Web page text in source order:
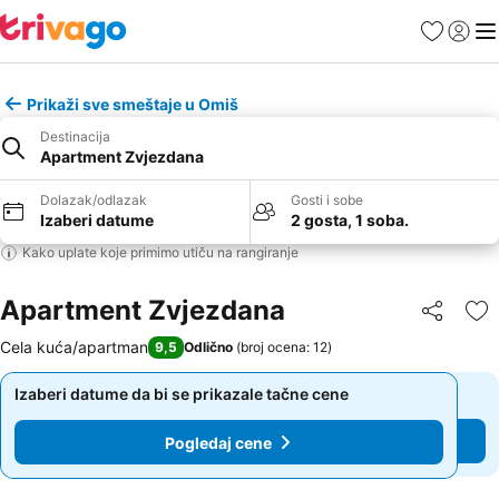
FavoritiPrijavi
Prikaži sve smeštaje u Omiš
Destinacija
Apartment Zvjezdana
Dolazak/odlazak
Izaberi datume
Gosti i sobe
2 gosta, 1 soba.
Kako uplate koje primimo utiču na rangiranje
Apartment Zvjezdana Deli
Cela kuća/apartman 9,5 Odlično (broj ocena: 12)
Izaberi datume da bi se prikazale tačne cene
Pogledaj cene
Izaberi datume da bi se prikazale tačne cene
Pogledaj cene